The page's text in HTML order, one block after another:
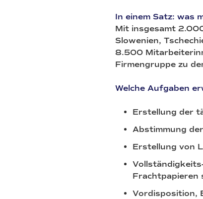
In einem Satz: was
Mit insgesamt
Slowenien,
8.500
Firmengruppe zu
Welche Aufgaben
Erstellung der
Abstimmung
Erstellung von
Frachtpapieren
Vordisposition,